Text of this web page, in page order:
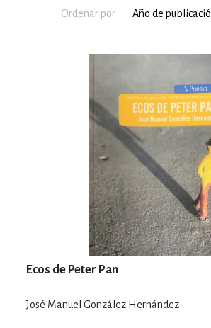
Ordenar por
Ecos de Peter Pan
José Manuel González Hernández